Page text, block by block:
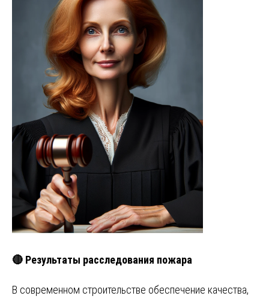
🔴 Результаты расследования пожара
В современном строительстве обеспечение качества,